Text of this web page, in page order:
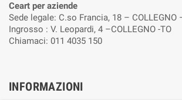
Ceart per aziende
Sede legale: C.so Francia, 18 – COLLEGNO
Ingrosso : V. Leopardi, 4 –COLLEGNO -TO
Chiamaci: 011 4035 150
INFORMAZIONI